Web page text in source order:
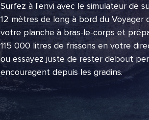
Surfez à l'envi avec le simulateur de
12 mètres de long à bord du Voyager
votre planche à bras-le-corps et
115 000 litres de frissons en votre
ou essayez juste de rester debout
encouragent depuis les gradins.